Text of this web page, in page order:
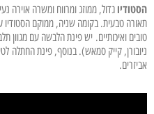
הסטודיו גדול, ממוזג ומרווח ומשרה אוירה
תאורה טבעית. בקומה שניה, ממוקם הסטודיו
טובים ואיכותיים. יש פינת הלבשה עם מגוון
ניובורן, קייק סמאש). בנוסף, פינת החתלה
אביזרים.